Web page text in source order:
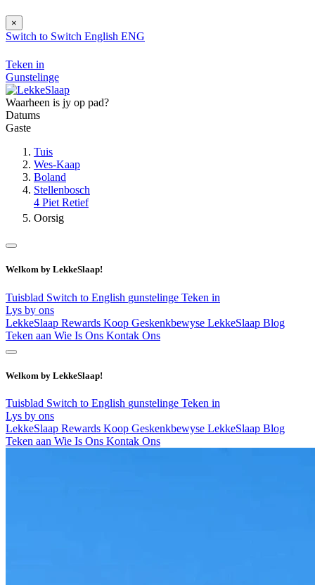
×
Switch to Switch English ENG
Teken in
Gunstelinge
Waarheen is jy op pad?
Datums
Gaste
Tuis
Wes-Kaap
Boland
Stellenbosch
4 Piet Retief
Oorsig
Welkom by LekkeSlaap!
Tuisblad Switch to English gunstelinge Teken in
Lys by ons
LekkeSlaap Rewards Koop Geskenkbewyse LekkeSlaap Blog
Teken aan Wie Is Ons Kontak Ons
Welkom by LekkeSlaap!
Tuisblad Switch to English gunstelinge Teken in
Lys by ons
LekkeSlaap Rewards Koop Geskenkbewyse LekkeSlaap Blog
Teken aan Wie Is Ons Kontak Ons